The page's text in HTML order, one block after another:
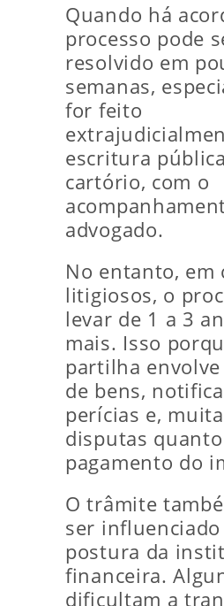
Quando há
processo pode
resolvido em
semanas,
for feito
escritura
cartório, com o
advogado.
No entanto, em
litigiosos, o
levar de 1 a 3
mais. Isso
partilha envolve
de bens,
perícias e,
disputas
pagamento do
O trâmite
ser influenciado
postura da
financeira.
dificultam a